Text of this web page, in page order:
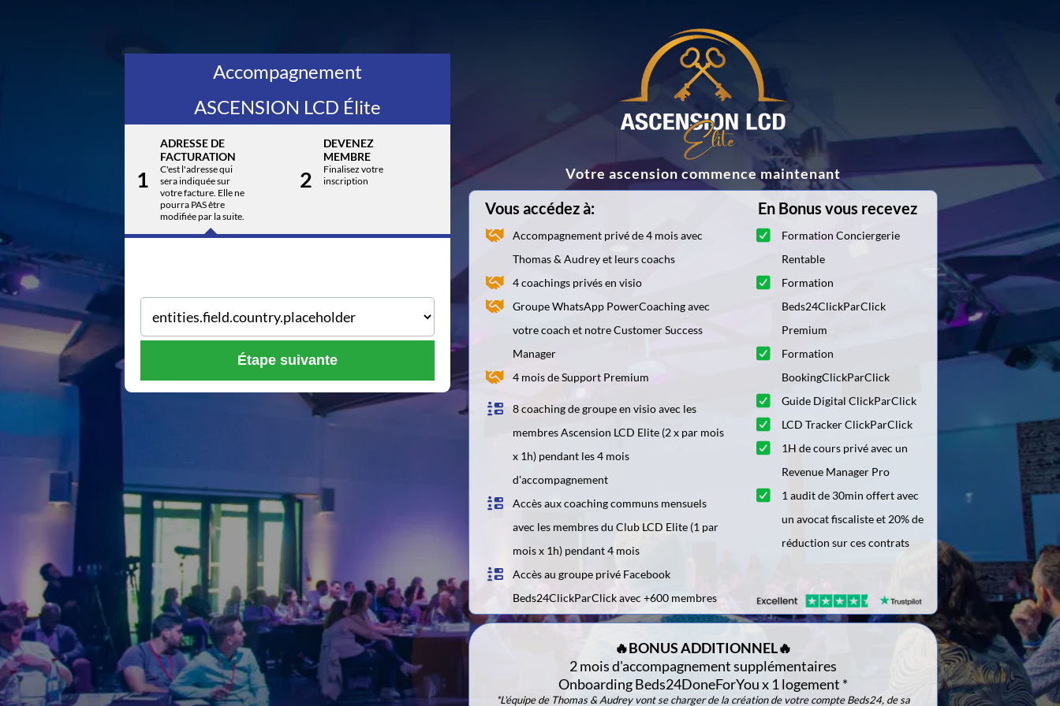
Accompagnement
ASCENSION LCD Élite
1
ADRESSE DE
FACTURATION
C'est l'adresse qui
sera indiquée sur
votre facture. Elle ne
pourra PAS être
modifiée par la suite.
2
DEVENEZ
MEMBRE
Finalisez votre
inscription
Étape suivante
Votre ascension commence maintenant
Vous accédez à:
Accompagnement privé de 4 mois avec
Thomas & Audrey et leurs coachs
4 coachings privés en visio
Groupe WhatsApp PowerCoaching avec
votre coach et notre Customer Success
Manager
4 mois de Support Premium
8 coaching de groupe en visio avec les
membres Ascension LCD Elite (2 x par mois
x 1h) pendant les 4 mois
d'accompagnement
Accès aux coaching communs mensuels
avec les membres du Club LCD Elite (1 par
mois x 1h) pendant 4 mois
Accès au groupe privé Facebook
Beds24ClickParClick avec +600 membres
En Bonus vous recevez
Formation Conciergerie
Rentable
Formation
Beds24ClickParClick
Premium
Formation
BookingClickParClick
Guide Digital ClickParClick
LCD Tracker ClickParClick
1H de cours privé avec un
Revenue Manager Pro
1 audit de 30min offert avec
un avocat fiscaliste et 20% de
réduction sur ces contrats
🔥BONUS ADDITIONNEL🔥
2 mois d'accompagnement supplémentaires
Onboarding Beds24DoneForYou x 1 logement *
*L'équipe de Thomas & Audrey vont se charger de la création de votre compte Beds24, de sa